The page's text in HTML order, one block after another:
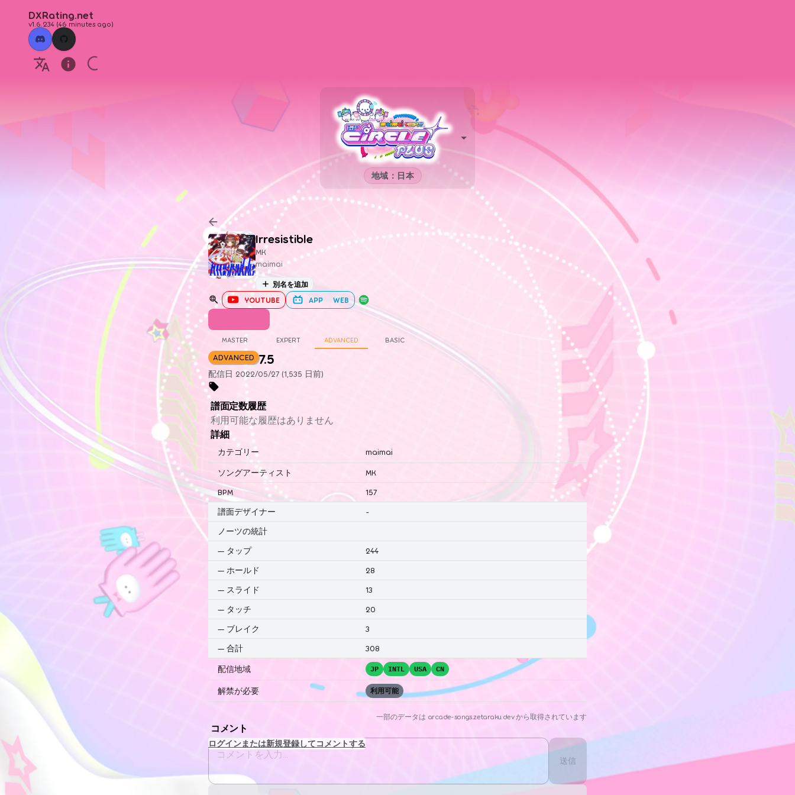
DXRating.net
v1.6.234 (46 minutes ago)
地域：日本
Irresistible
MK
maimai
別名を追加
YOUTUBE APP WEB
MASTER EXPERT ADVANCED BASIC
ADVANCED 7.5
配信日 2022/05/27 (1,535 日前)
譜面定数履歴
利用可能な履歴はありません
詳細
カテゴリー maimai
ソングアーティスト
MK
BPM
157
譜面デザイナー
-
ノーツの統計
— タップ
244
— ホールド
28
— スライド
13
— タッチ
20
— ブレイク
3
— 合計 308
配信地域 JP INTL USA CN
解禁が必要 利用可能
一部のデータは arcade-songs.zetaraku.devから取得されています
コメント
送信
ログインまたは新規登録してコメントする